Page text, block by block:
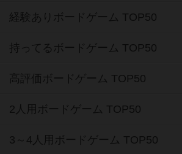
経験ありボードゲーム TOP50
持ってるボードゲーム TOP50
高評価ボードゲーム TOP50
2人用ボードゲーム TOP50
3～4人用ボードゲーム TOP50